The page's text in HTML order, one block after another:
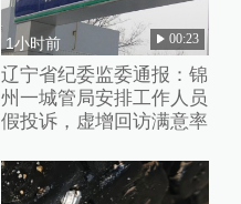
1小时前 00:23
辽宁省纪委监委通报：锦
州一城管局安排工作人员
假投诉，虚增回访满意率